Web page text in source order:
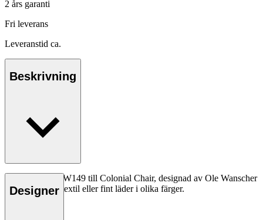
2 års garanti
Fri leverans
Leveranstid ca.
Beskrivning
Dynsetet CU OW149 till Colonial Chair, designad av Ole Wanscher
1949, kan fås i textil eller fint läder i olika färger.
Designer